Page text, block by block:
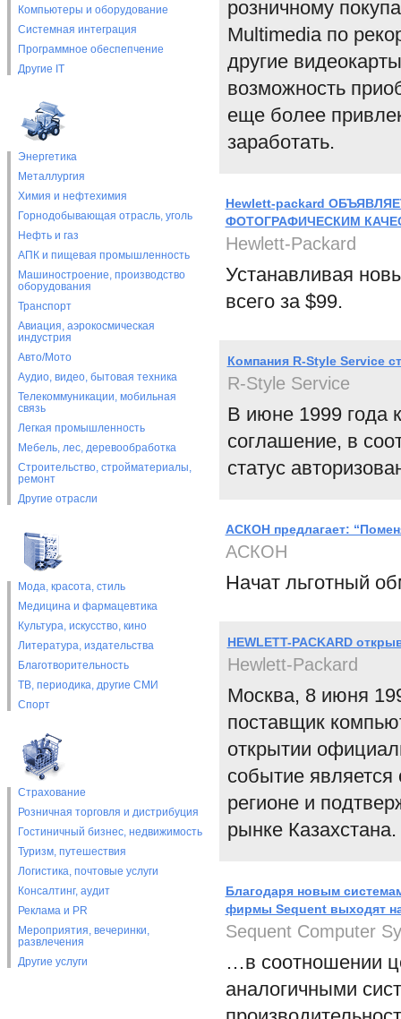
Компьютеры и оборудование
Системная интеграция
Программное обеспепчение
Другие IT
Энергетика
Металлургия
Химия и нефтехимия
Горнодобывающая отрасль, уголь
Нефть и газ
АПК и пищевая промышленность
Машиностроение, производство
оборудования
Транспорт
Авиация, аэрокосмическая
индустрия
Авто/Мото
Аудио, видео, бытовая техника
Телекоммуникации, мобильная
связь
Легкая промышленность
Мебель, лес, деревообработка
Строительство, стройматериалы,
ремонт
Другие отрасли
Мода, красота, стиль
Медицина и фармацевтика
Культура, искусство, кино
Литература, издательства
Благотворительность
ТВ, периодика, другие СМИ
Спорт
Страхование
Розничная торговля и дистрибуция
Гостиничный бизнес, недвижимость
Туризм, путешествия
Логистика, почтовые услуги
Консалтинг, аудит
Реклама и PR
Мероприятия, вечеринки,
развлечения
Другие услуги
розничному
Multimedia по
другие
возможность
еще более
заработать.
Hewlett-packard
ФОТОГРАФИЧЕСКИМ
Hewlett-Packard
Устанавливая
всего за $99.
Компания R-Style Service
R-Style Service
В июне 1999 года
соглашение, в
статус
АСКОН предлагает:
АСКОН
Начат льготный
HEWLETT-PACKARD
Hewlett-Packard
Москва, 8 июня
поставщик
открытии
событие
регионе и
рынке
Благодаря новым
фирмы Sequent выходят
Sequent Computer
…в соотношении
аналогичными